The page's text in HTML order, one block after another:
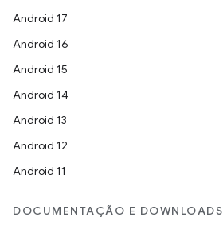
Android 17
Android 16
Android 15
Android 14
Android 13
Android 12
Android 11
DOCUMENTAÇÃO E DOWNLOADS